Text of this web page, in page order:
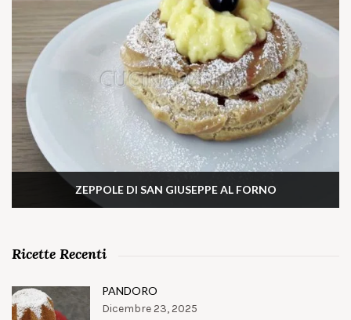
ZEPPOLE DI SAN GIUSEPPE AL FORNO
Ricette Recenti
PANDORO
Dicembre 23, 2025